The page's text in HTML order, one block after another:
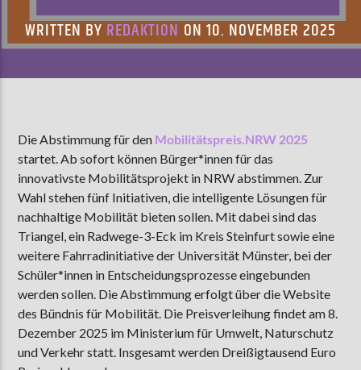
AKTUELLE SENDUNG
MOEBIUS
00:00 09:00
ZU HÖREN IN Münster90,9 MHzSteinfurt 103,9 MHz
WRITTEN BY REDAKTION ON 10. NOVEMBER 2025
Die Abstimmung für den Mobilitätspreis.NRW 2025
startet. Ab sofort können Bürger*innen für das
innovativste Mobilitätsprojekt in NRW abstimmen. Zur
Wahl stehen fünf Initiativen, die intelligente Lösungen für
nachhaltige Mobilität bieten sollen. Mit dabei sind das
Triangel, ein Radwege-3-Eck im Kreis Steinfurt sowie eine
weitere Fahrradinitiative der Universität Münster, bei der
Schüler*innen in Entscheidungsprozesse eingebunden
werden sollen. Die Abstimmung erfolgt über die Website
des Bündnis für Mobilität. Die Preisverleihung findet am 8.
Dezember 2025 im Ministerium für Umwelt, Naturschutz
und Verkehr statt. Insgesamt werden Dreißigtausend Euro